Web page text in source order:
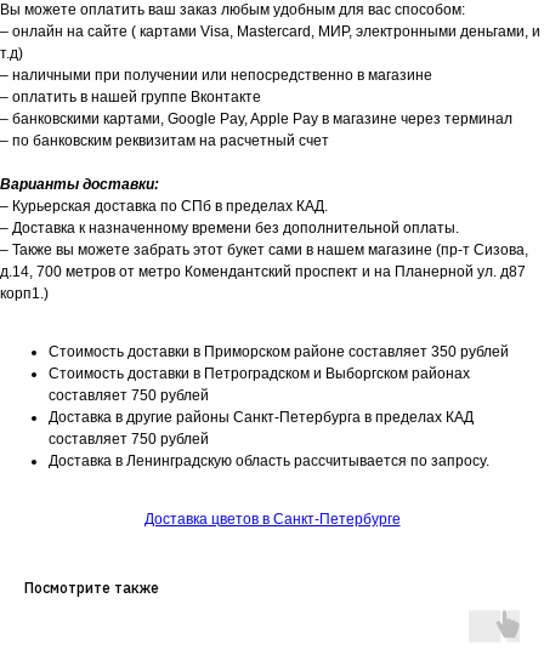
Вы можете оплатить ваш заказ любым удобным для вас способом:
– онлайн на сайте ( картами Visa, Mastercard, МИР, электронными деньгами, и
т.д)
– наличными при получении или непосредственно в магазине
– оплатить в нашей группе Вконтакте
– банковскими картами, Google Pay, Apple Pay в магазине через терминал
– по банковским реквизитам на расчетный счет
Варианты доставки:
– Курьерская доставка по СПб в пределах КАД.
– Доставка к назначенному времени без дополнительной оплаты.
– Также вы можете забрать этот букет сами в нашем магазине (пр-т Сизова,
д.14, 700 метров от метро Комендантский проспект и на Планерной ул. д87
корп1.)
Стоимость доставки в Приморском районе составляет 350 рублей
Стоимость доставки в Петроградском и Выборгском районах
составляет 750 рублей
Доставка в другие районы Санкт-Петербурга в пределах КАД
составляет 750 рублей
Доставка в Ленинградскую область рассчитывается по запросу.
Доставка цветов в Санкт-Петербурге
Посмотрите также